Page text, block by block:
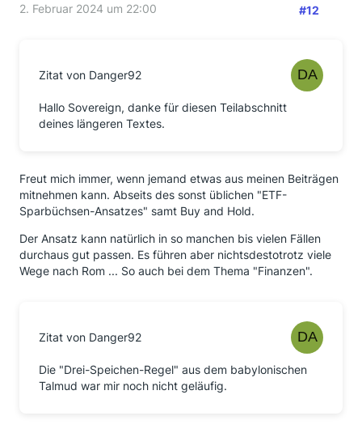
2. Februar 2024 um 22:00 #12
Zitat von Danger92
Hallo Sovereign, danke für diesen Teilabschnitt
deines längeren Textes.
Freut mich immer, wenn jemand etwas aus meinen Beiträgen
mitnehmen kann. Abseits des sonst üblichen "ETF-
Sparbüchsen-Ansatzes" samt Buy and Hold.
Der Ansatz kann natürlich in so manchen bis vielen Fällen
durchaus gut passen. Es führen aber nichtsdestotrotz viele
Wege nach Rom ... So auch bei dem Thema "Finanzen".
Zitat von Danger92
Die "Drei-Speichen-Regel" aus dem babylonischen
Talmud war mir noch nicht geläufig.